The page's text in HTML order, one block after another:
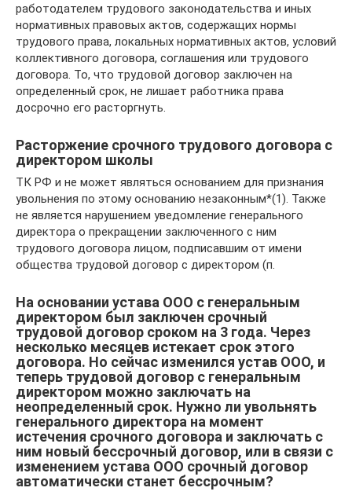
работодателем трудового законодательства и иных
нормативных правовых актов, содержащих нормы
трудового права, локальных нормативных актов, условий
коллективного договора, соглашения или трудового
договора. То, что трудовой договор заключен на
определенный срок, не лишает работника права
досрочно его расторгнуть.
Расторжение срочного трудового договора с
директором школы
ТК РФ и не может являться основанием для признания
увольнения по этому основанию незаконным*(1). Также
не является нарушением уведомление генерального
директора о прекращении заключенного с ним
трудового договора лицом, подписавшим от имени
общества трудовой договор с директором (п.
На основании устава ООО с генеральным
директором был заключен срочный
трудовой договор сроком на 3 года. Через
несколько месяцев истекает срок этого
договора. Но сейчас изменился устав ООО, и
теперь трудовой договор с генеральным
директором можно заключать на
неопределенный срок. Нужно ли увольнять
генерального директора на момент
истечения срочного договора и заключать с
ним новый бессрочный договор, или в связи с
изменением устава ООО срочный договор
автоматически станет бессрочным?